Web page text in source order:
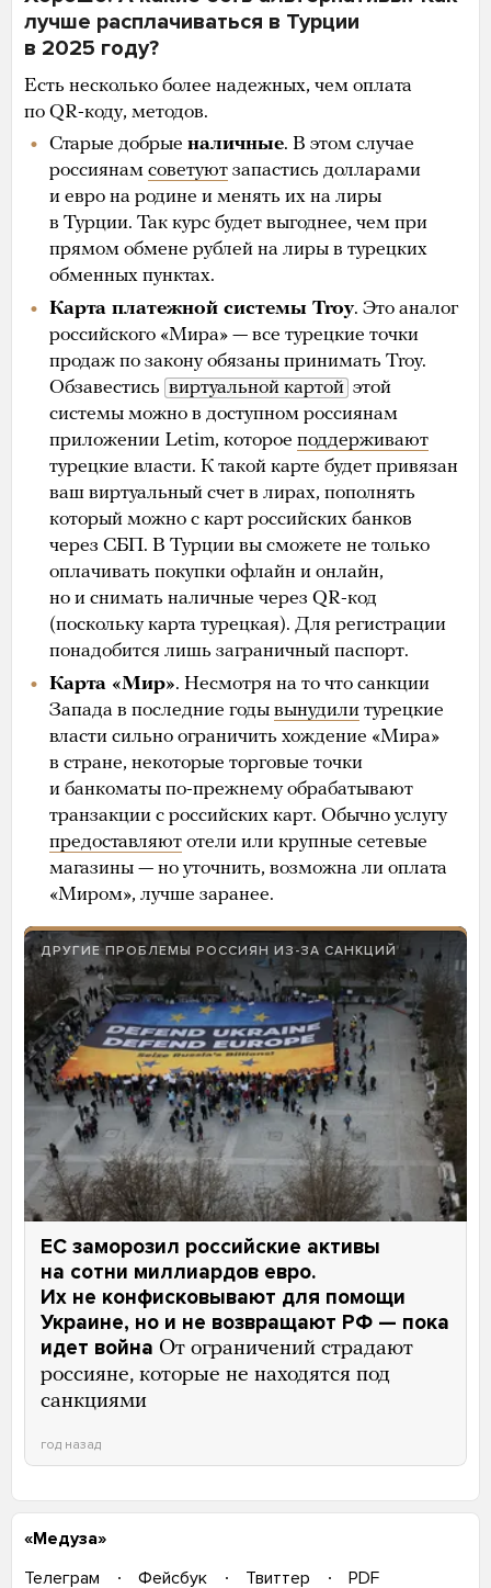
лучше расплачиваться в Турции
в 2025 году?
Есть несколько более надежных, чем оплата
по QR-коду, методов.
Старые добрые наличные. В этом случае
россиянам советуют запастись долларами
и евро на родине и менять их на лиры
в Турции. Так курс будет выгоднее, чем при
прямом обмене рублей на лиры в турецких
обменных пунктах.
Карта платежной системы Troy. Это аналог
российского «Мира» — все турецкие точки
продаж по закону обязаны принимать Troy.
Обзавестись виртуальной картой этой
системы можно в доступном россиянам
приложении Letim, которое поддерживают
турецкие власти. К такой карте будет привязан
ваш виртуальный счет в лирах, пополнять
который можно с карт российских банков
через СБП. В Турции вы сможете не только
оплачивать покупки офлайн и онлайн,
но и снимать наличные через QR-код
(поскольку карта турецкая). Для регистрации
понадобится лишь заграничный паспорт.
Карта «Мир». Несмотря на то что санкции
Запада в последние годы вынудили турецкие
власти сильно ограничить хождение «Мира»
в стране, некоторые торговые точки
и банкоматы по-прежнему обрабатывают
транзакции с российских карт. Обычно услугу
предоставляют отели или крупные сетевые
магазины — но уточнить, возможна ли оплата
«Миром», лучше заранее.
ДРУГИЕ ПРОБЛЕМЫ РОССИЯН ИЗ-ЗА САНКЦИЙ
ЕС заморозил российские активы
на сотни миллиардов евро.
Их не конфисковывают для помощи
Украине, но и не возвращают РФ — пока
идет война От ограничений страдают
россияне, которые не находятся под
санкциями
год назад
«Медуза»
Телеграм
Фейсбук Твиттер
PDF